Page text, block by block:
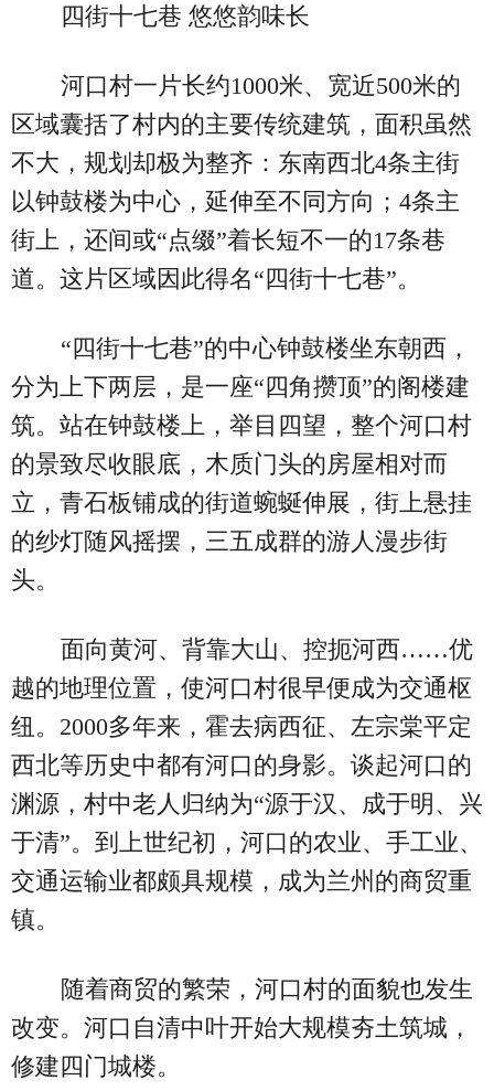
四街十七巷 悠悠韵味长
河口村一片长约1000米、宽近500米的
区域囊括了村内的主要传统建筑，面积虽然
不大，规划却极为整齐：东南西北4条主街
以钟鼓楼为中心，延伸至不同方向；4条主
街上，还间或“点缀”着长短不一的17条巷
道。这片区域因此得名“四街十七巷”。
“四街十七巷”的中心钟鼓楼坐东朝西，
分为上下两层，是一座“四角攒顶”的阁楼建
筑。站在钟鼓楼上，举目四望，整个河口村
的景致尽收眼底，木质门头的房屋相对而
立，青石板铺成的街道蜿蜒伸展，街上悬挂
的纱灯随风摇摆，三五成群的游人漫步街
头。
面向黄河、背靠大山、控扼河西……优
越的地理位置，使河口村很早便成为交通枢
纽。2000多年来，霍去病西征、左宗棠平定
西北等历史中都有河口的身影。谈起河口的
渊源，村中老人归纳为“源于汉、成于明、兴
于清”。到上世纪初，河口的农业、手工业、
交通运输业都颇具规模，成为兰州的商贸重
镇。
随着商贸的繁荣，河口村的面貌也发生
改变。河口自清中叶开始大规模夯土筑城，
修建四门城楼。